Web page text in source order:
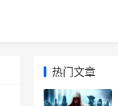
热门文章